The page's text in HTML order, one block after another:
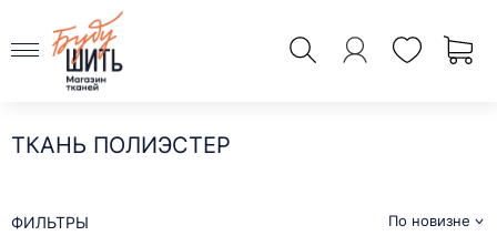
ТКАНЬ ПОЛИЭСТЕР
По новизне
ФИЛЬТРЫ